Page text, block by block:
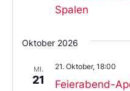
Spalen
Oktober 2026
MI.
21
Feierabend-
21. Oktober, 18:00